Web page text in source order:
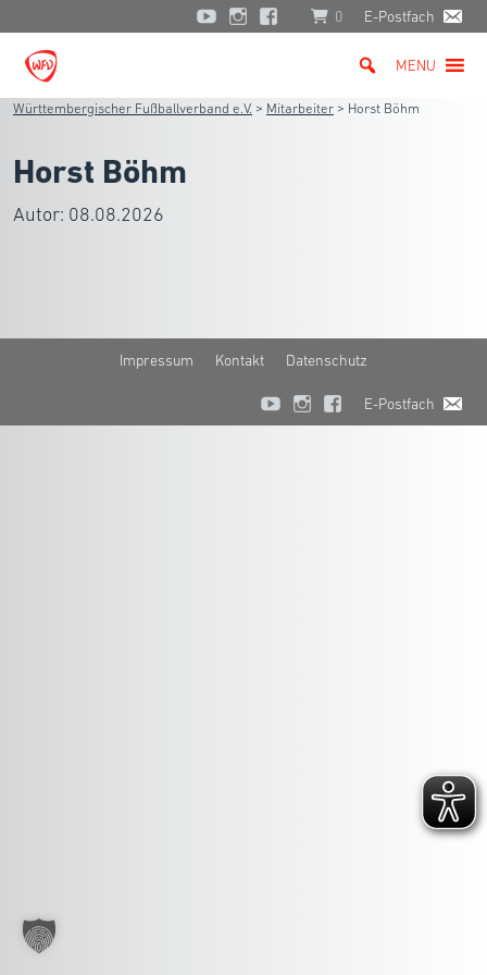
0 E-Postfach
MENU
Württembergischer Fußballverband e.V. > Mitarbeiter > Horst Böhm
Horst Böhm
Autor: 08.08.2026
Impressum Kontakt Datenschutz
E-Postfach